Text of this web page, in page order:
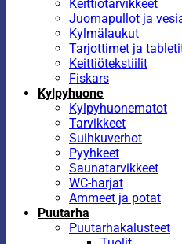
Keittiötarvikkeet
Juomapullot ja
Kylmälaukut
Tarjottimet ja
Keittiötekstiilit
Fiskars
Kylpyhuone
Kylpyhuonematot
Tarvikkeet
Suihkuverhot
Pyyhkeet
Saunatarvikkeet
WC-harjat
Ammeet ja potat
Puutarha
Puutarhakalusteet